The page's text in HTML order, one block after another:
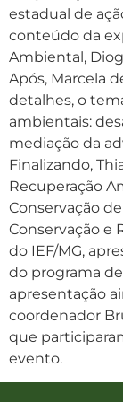
estadual de
conteúdo da
Ambiental,
Após, Marcela
detalhes, o
ambientais:
mediação da
Finalizando,
Recuperação
Conservação
Conservação e
do IEF/MG,
do programa
apresentação
coordenador
que
evento.